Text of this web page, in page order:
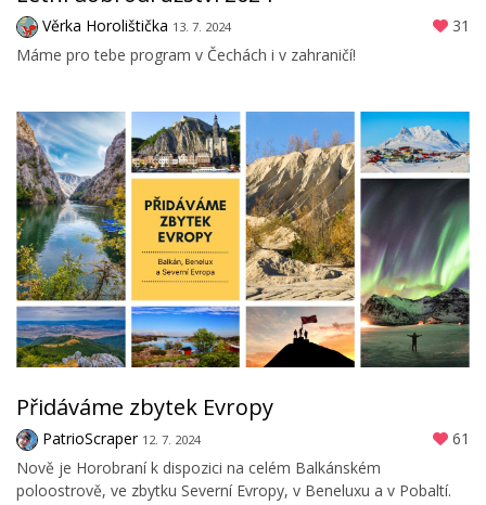
Věrka Horolištička 13. 7. 2024
31
Máme pro tebe program v Čechách i v zahraničí!
Přidáváme zbytek Evropy
PatrioScraper 12. 7. 2024
61
Nově je Horobraní k dispozici na celém Balkánském
poloostrově, ve zbytku Severní Evropy, v Beneluxu a v Pobaltí.